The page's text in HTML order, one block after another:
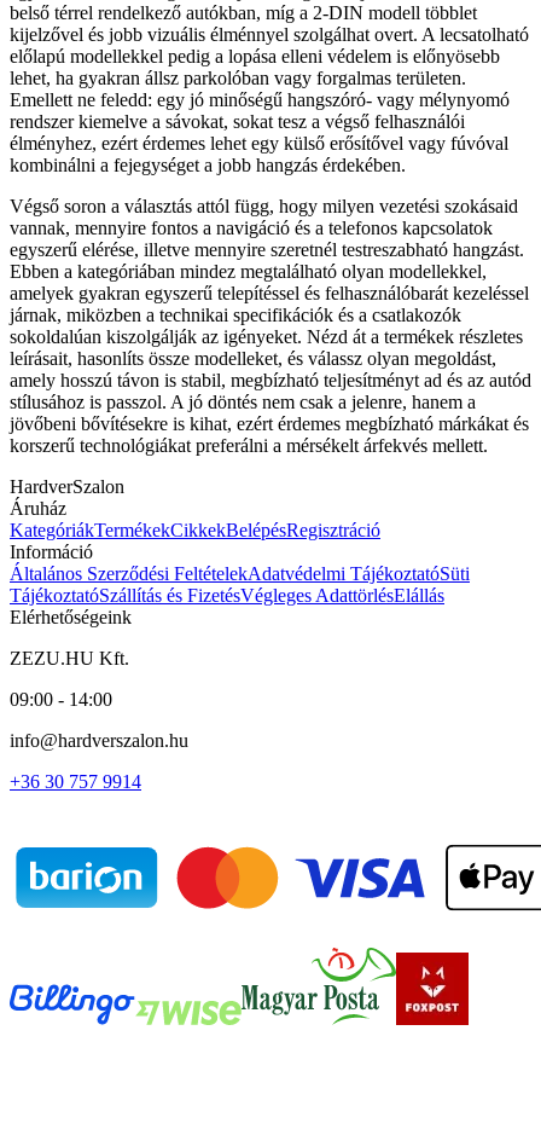
belső térrel rendelkező autókban, míg a 2‑DIN modell többlet
kijelzővel és jobb vizuális élménnyel szolgálhat overt. A lecsatolható
előlapú modellekkel pedig a lopása elleni védelem is előnyösebb
lehet, ha gyakran állsz parkolóban vagy forgalmas területen.
Emellett ne feledd: egy jó minőségű hangszóró‑ vagy mélynyomó
rendszer kiemelve a sávokat, sokat tesz a végső felhasználói
élményhez, ezért érdemes lehet egy külső erősítővel vagy fúvóval
kombinálni a fejegységet a jobb hangzás érdekében.
Végső soron a választás attól függ, hogy milyen vezetési szokásaid
vannak, mennyire fontos a navigáció és a telefonos kapcsolatok
egyszerű elérése, illetve mennyire szeretnél testreszabható hangzást.
Ebben a kategóriában mindez megtalálható olyan modellekkel,
amelyek gyakran egyszerű telepítéssel és felhasználóbarát kezeléssel
járnak, miközben a technikai specifikációk és a csatlakozók
sokoldalúan kiszolgálják az igényeket. Nézd át a termékek részletes
leírásait, hasonlíts össze modelleket, és válassz olyan megoldást,
amely hosszú távon is stabil, megbízható teljesítményt ad és az autód
stílusához is passzol. A jó döntés nem csak a jelenre, hanem a
jövőbeni bővítésekre is kihat, ezért érdemes megbízható márkákat és
korszerű technológiákat preferálni a mérsékelt árfekvés mellett.
HardverSzalon
Áruház
KategóriákTermékekCikkekBelépésRegisztráció
Információ
Általános Szerződési FeltételekAdatvédelmi TájékoztatóSüti
TájékoztatóSzállítás és FizetésVégleges AdattörlésElállás
Elérhetőségeink
ZEZU.HU Kft.
09:00 - 14:00
info@hardverszalon.hu
+36 30 757 9914